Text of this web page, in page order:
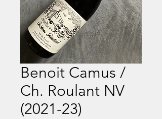
Benoit Camus /
Ch. Roulant NV
(2021-23)